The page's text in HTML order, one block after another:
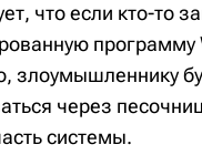
что если кто-то
программу
злоумышленнику
через
системы.